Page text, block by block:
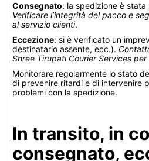
Consegnato: la spedizione è
Verificare l’integrità del pacco e
al servizio clienti.
Eccezione: si è verificato un
destinatario assente, ecc.).
Shree Tirupati Courier Services
Monitorare regolarmente lo stato
di prevenire ritardi e di intervenire
problemi con la spedizione.
In transito, in
consegnato,